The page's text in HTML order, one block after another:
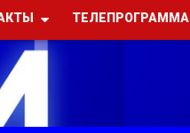
ТЕЛЕПРОГРАММА